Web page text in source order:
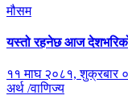
मौसम
यस्तो रहनेछ आज
११ माघ २०८१, शुक्रबार
अर्थ /वाणिज्य